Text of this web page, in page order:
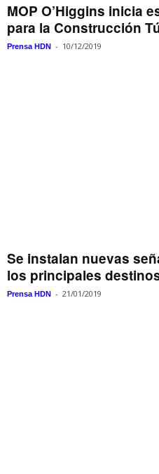
MOP O’Higgins inicia
para la Construcción
Prensa HDN - 10/12/2019
Se instalan nuevas
los principales
Prensa HDN - 21/01/2019